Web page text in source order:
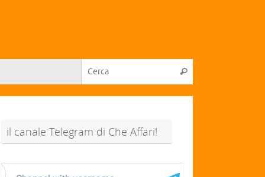
il canale Telegram di Che Affari!